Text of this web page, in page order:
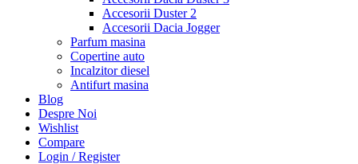
Accesorii Duster 2
Accesorii Dacia Jogger
Parfum masina
Copertine auto
Incalzitor diesel
Antifurt masina
Blog
Despre Noi
Wishlist
Compare
Login / Register